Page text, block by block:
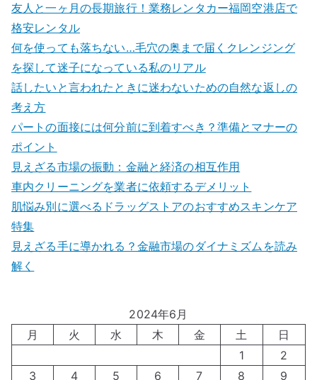
友人と一ヶ月の長期旅行！業務レンタカー福岡空港店で
格安レンタル
何を使っても落ちない…毛穴の奥まで届くクレンジング
を探して迷子になっている私のリアル
話したいと言われたときに迷わないための自然な返しの
考え方
パートの面接には何分前に到着すべき？準備とマナーの
ポイント
見えざる市場の振動：金融と経済の相互作用
車内クリーニングを業者に依頼するデメリット
肌悩み別に選べるドラッグストアのおすすめスキンケア
特集
見えざる手に導かれる？金融市場のダイナミズムを読み
解く
2024年6月
月
火 水 木 金 土
日
1
2
3
4 5 6 7 8 9